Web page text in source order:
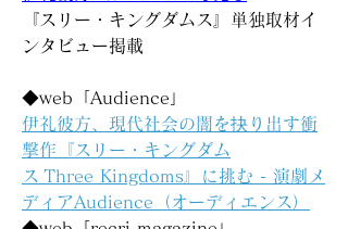
『スリー・キングダムス』単独取材イ
ンタビュー掲載
◆web「Audience」
伊礼彼方、現代社会の闇を抉り出す衝
撃作『スリー・キングダム
ス Three Kingdoms』に挑む - 演劇メ
ディアAudience（オーディエンス）